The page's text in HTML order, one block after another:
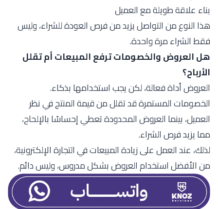
بناء علاقة طويلة مع العميل
هذا النوع من التواصل يزيد من فرص العودة للشراء، وليس
فقط الشراء مرة واحدة.
هل العروض والخصومات ترفع المبيعات أم تقلل
الأرباح؟
العروض أداة فعالة، لكن يجب استخدامها بذكاء.
الخصومات المستمرة قد تقلل من قيمة المنتج في نظر
العميل، بينما العروض المحدودة تعطي إحساسًا بالإلحاح،
مما يزيد فرص الشراء.
لذلك، عند العمل على زيادة المبيعات في التجارة الإلكترونية،
من الأفضل استخدام العروض بشكل مدروس، وليس دائم.